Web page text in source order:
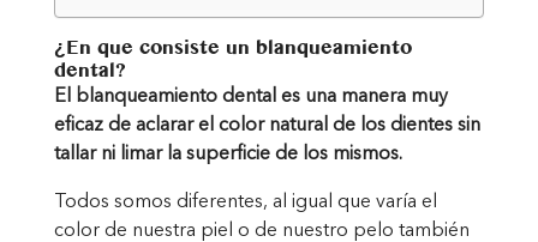
¿En que consiste un blanqueamiento
dental?
El blanqueamiento dental es una manera muy
eficaz de aclarar el color natural de los dientes sin
tallar ni limar la superficie de los mismos.
Todos somos diferentes, al igual que varía el
color de nuestra piel o de nuestro pelo también